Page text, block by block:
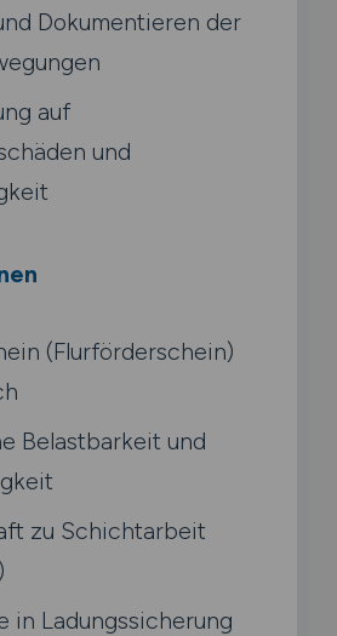
Dokumentieren der
auf
und
(Flurförderschein)
Belastbarkeit und
zu Schichtarbeit
in Ladungssicherung